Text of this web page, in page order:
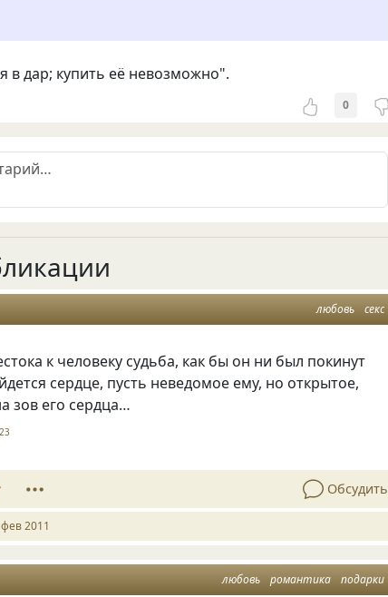
в дар; купить её невозможно".
0
любовь секс
к человеку судьба, как бы он ни был покинут
сердце, пусть неведомое ему, но открытое,
зов его сердца…
23
Обсудить
2011
любовь романтика подарки